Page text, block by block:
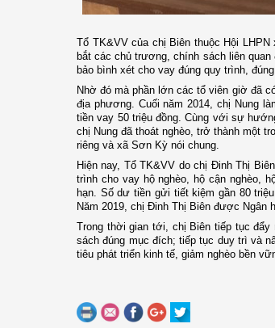
Tổ TK&VV của chị Biên thuộc Hội
bắt các chủ trương, chính sách liên
bảo bình xét cho vay đúng quy trình,
Nhờ đó mà phần lớn các tổ viên giờ đã
địa phương. Cuối năm 2014, chị Nung
tiền vay 50 triệu đồng. Cùng với sự
chị Nung đã thoát nghèo, trở thành một
riêng và xã Sơn Kỳ nói chung.
Hiện nay, Tổ TK&VV do chị Đinh Thị
trình cho vay hộ nghèo, hộ cận nghèo,
hạn. Số dư tiền gửi tiết kiệm gần 80
Năm 2019, chị Đinh Thị Biên được Ngân
Trong thời gian tới, chị Biên tiếp tục
sách đúng mục đích; tiếp tục duy trì và
tiêu phát triển kinh tế, giảm nghèo bền